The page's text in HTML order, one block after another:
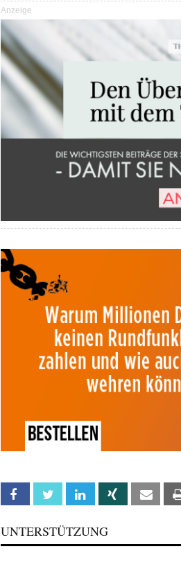
Anzeige
Facebook Twitter Linkedin Xing Email
UNTERSTÜTZUNG